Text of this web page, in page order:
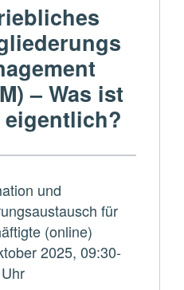
– Was ist
eigentlich?
und
für
(online)
2025, 09:30-